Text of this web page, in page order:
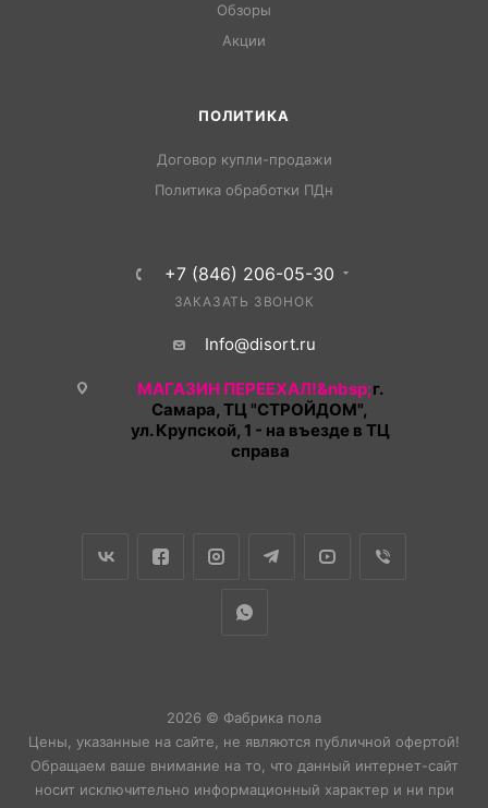
Обзоры
Акции
ПОЛИТИКА
Договор купли-продажи
Политика обработки ПДн
+7 (846) 206-05-30
ЗАКАЗАТЬ ЗВОНОК
Info@disort.ru
МАГАЗИН ПЕРЕЕХАЛ!&nbsp;г.
Самара, ТЦ "СТРОЙДОМ",
ул. Крупской, 1 - на въезде в ТЦ
справа
2026 © Фабрика пола
Цены, указанные на сайте, не являются публичной офертой!
Обращаем ваше внимание на то, что данный интернет-сайт
носит исключительно информационный характер и ни при